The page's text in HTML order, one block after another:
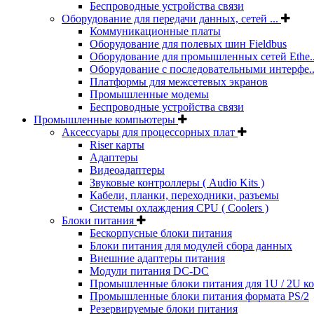
Беспроводные устройства связи
Оборудование для передачи данных, сетей ...
Коммуникационные платы
Оборудование для полевых шин Fieldbus
Оборудование для промышленных сетей
Оборудование с последовательными
Платформы для межсетевых экранов
Промышленные модемы
Беспроводные устройства связи
Промышленные компьютеры
Аксессуары для процессорных плат
Riser карты
Адаптеры
Видеоадаптеры
Звуковые контроллеры ( Audio Kits )
Кабели, планки, переходники, разъемы
Системы охлаждения CPU ( Coolers )
Блоки питания
Бескорпусные блоки питания
Блоки питания для модулей сбора данных
Внешние адаптеры питания
Модули питания DC-DC
Промышленные блоки питания для 1U / 2U
Промышленные блоки питания формата PS/2
Резервируемые блоки питания